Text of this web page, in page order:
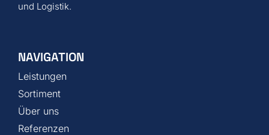
und Logistik.
NAVIGATION
Leistungen
Sortiment
Über uns
Referenzen